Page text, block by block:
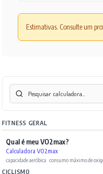
Estimativas. Consulte um
FITNESS GERAL
Qual é meu VO2max?
Calculadora VO2max
capacidade aeróbica consumo máximo de
CICLISMO